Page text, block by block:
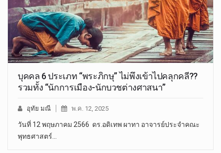
บุคคล 6 ประเภท “พระภิกษุ” ไม่พึงเข้าไปคลุกคลี??
รวมทั้ง “นักการเมือง-นักบวชต่างศาสนา”
อุทัย มณี พ.ค. 12, 2025
วันที่ 12 พฤษภาคม 2566 ดร.อดิเทพ ผาทา อาจารย์ประจำคณะ
พุทธศาสตร์…